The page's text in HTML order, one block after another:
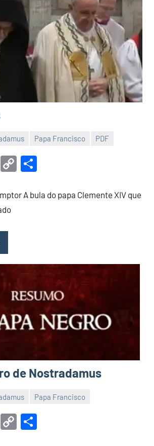
Papa Francisco PDF
Email
Copy
A bula do papa Clemente XIV que
de Nostradamus
Papa Francisco
EmailCopy